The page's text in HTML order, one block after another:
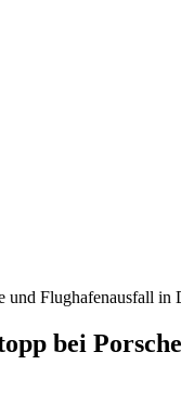
und Flughafenausfall in
bei